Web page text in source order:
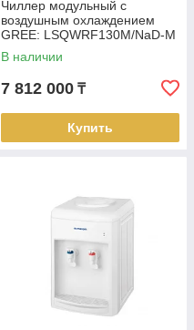
Чиллер модульный с
воздушным охлаждением
GREE: LSQWRF130M/NaD-M
(120 кВт/130 кВт)
В наличии
7 812 000 ₸
Купить